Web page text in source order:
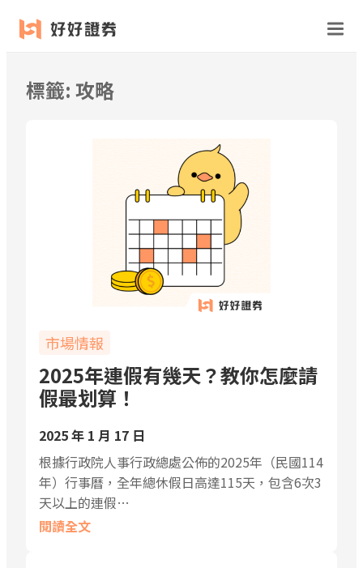
跳
至
標籤: 攻略
市場情報
2025年連假有幾天？教你怎麼請
假最划算！
2025 年 1 月 17 日
根據行政院人事行政總處公佈的2025年（民國114
年）行事曆，全年總休假日高達115天，包含6次3
天以上的連假…
閱讀全文